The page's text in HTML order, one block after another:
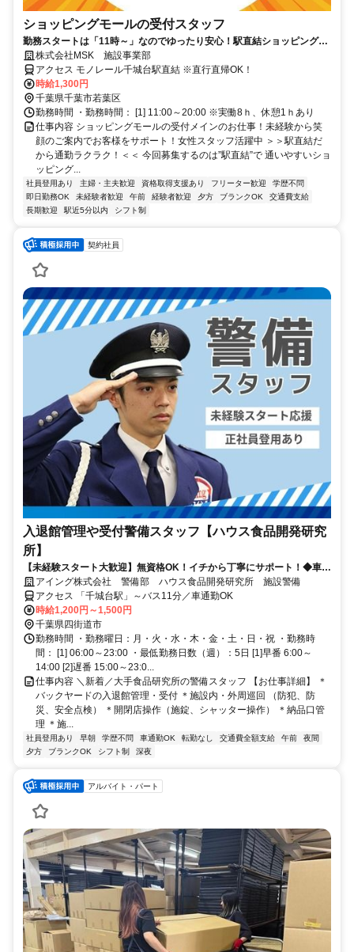
ショッピングモールの受付スタッフ
勤務スタートは「11時～」なのでゆったり安心！駅直結ショッピングセ
ンターの受付スタッフ大募集！特別な経験や資格などは一切不要です。
お客様への受付・ご案内や、ショッピングセンター内の循環などを中心
にお願いします。週1日～ＯＫ！20代～30代女性スタッフ活躍中のお仕
事です。
株式会社MSK 施設事業部
アクセス モノレール千城台駅直結 ※直行直帰OK！
時給1,300円
千葉県千葉市若葉区
勤務時間 ・勤務時間： [1] 11:00～20:00 ※実働8ｈ、休憩1ｈあり
仕事内容 ショッピングモールの受付メインのお仕事！未経験から笑
顔のご案内でお客様をサポート！女性スタッフ活躍中 ＞＞駅直結だ
から通勤ラクラク！＜＜ 今回募集するのは”駅直結”で 通いやすいショ
ッピング...
社員登用あり 主婦・主夫歓迎 資格取得支援あり フリーター歓迎
学歴不問
即日勤務OK
未経験者歓迎 午前 経験者歓迎 夕方 ブランクOK
交通費支給
長期歓迎
駅近5分以内 シフト制
契約社員
入退館管理や受付警備スタッフ【ハウス食品開発研究
所】
【未経験スタート大歓迎】無資格OK！イチから丁寧にサポート！◆車通
勤OK◆正社員登用あり◆資格手当あり◆ミドル・シニアも活躍中！
アイング株式会社 警備部 ハウス食品開発研究所 施設警備
アクセス 「千城台駅」～バス11分／車通勤OK
時給1,200円～1,500円
千葉県四街道市
勤務時間 ・勤務曜日：月・火・水・木・金・土・日・祝 ・勤務時
間： [1] 06:00～23:00 ・最低勤務日数（週）：5日 [1]早番 6:00～
14:00 [2]遅番 15:00～23:0...
仕事内容 ＼新着／大手食品研究所の警備スタッフ 【お仕事詳細】 ＊
バックヤードの入退館管理・受付 ＊施設内・外周巡回 （防犯、防
災、安全点検） ＊開閉店操作（施錠、シャッター操作） ＊納品口管
理 ＊施...
社員登用あり 早朝 学歴不問 車通勤OK 転勤なし 交通費全額支給 午前
夜間
夕方
ブランクOK シフト制 深夜
アルバイト・パート